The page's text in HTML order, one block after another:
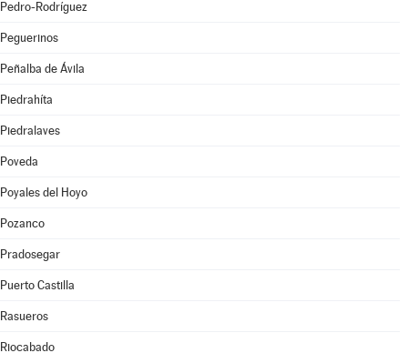
Pedro-Rodríguez
Peguerinos
Peñalba de Ávila
Piedrahíta
Piedralaves
Poveda
Poyales del Hoyo
Pozanco
Pradosegar
Puerto Castilla
Rasueros
Riocabado